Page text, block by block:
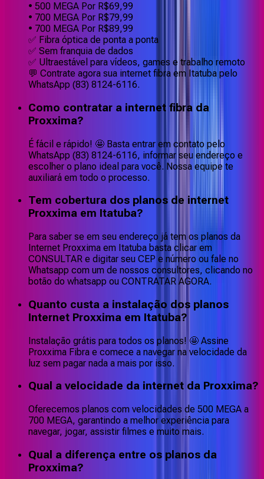
• 500 MEGA Por R$69,99
• 700 MEGA Por R$79,99
• 700 MEGA Por R$89,99
✅ Fibra óptica de ponta a ponta
✅ Sem franquia de dados
✅ Ultraestável para vídeos, games e trabalho remoto
💬 Contrate agora sua internet fibra em Itatuba pelo
WhatsApp (83) 8124-6116.
Como contratar a internet fibra da
Proxxima?
É fácil e rápido! 🤩 Basta entrar em contato pelo
WhatsApp (83) 8124-6116, informar seu endereço e
escolher o plano ideal para você. Nossa equipe te
auxiliará em todo o processo.
Tem cobertura dos planos de internet
Proxxima em Itatuba?
Para saber se em seu endereço já tem os planos da
Internet Proxxima em Itatuba basta clicar em
CONSULTAR e digitar seu CEP e número ou fale no
Whatsapp com um de nossos consultores, clicando no
botão do whatsapp ou CONTRATAR AGORA.
Quanto custa a instalação dos planos
Internet Proxxima em Itatuba?
Instalação grátis para todos os planos! 🤩 Assine
Proxxima Fibra e comece a navegar na velocidade da
luz sem pagar nada a mais por isso.
Qual a velocidade da internet da Proxxima?
Oferecemos planos com velocidades de 500 MEGA a
700 MEGA, garantindo a melhor experiência para
navegar, jogar, assistir filmes e muito mais.
Qual a diferença entre os planos da
Proxxima?